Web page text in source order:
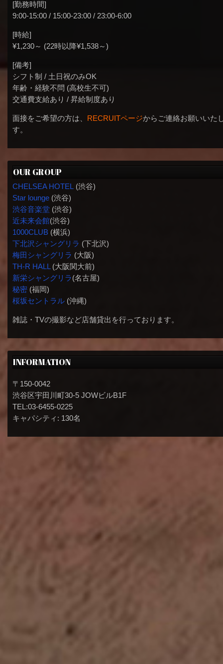
[勤務時間]
9:00-15:00 / 15:00-23:00 / 23:00-6:00
[時給]
¥1,230～ (22時以降¥1,538～)
[備考]
シフト制 / 土日祝のみOK
年齢・経験不問 (高校生不可)
交通費支給あり / 昇給制度あり
面接をご希望の方は、 RECRUITページからご連絡お願いいた
す。
OUR GROUP
CHELSEA HOTEL (渋谷)
Star lounge(渋谷)
渋谷音楽堂(渋谷)
近未来会館(渋谷)
1000CLUB(横浜)
下北沢シャングリラ (下北沢)
梅田シャングリラ (大阪)
TH-R HALL(大阪関大前)
新栄シャングリラ(名古屋)
秘密(福岡)
桜坂セントラル(沖縄)
雑誌・TVの撮影など店舗貸出を行っております。
INFORMATION
〒150-0042
渋谷区宇田川町30-5 JOWビルB1F
TEL:03-6455-0225
キャパシティ: 130名